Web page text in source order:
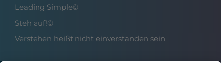
Leading Simple©
Steh auf!©
Verstehen heißt nicht einverstanden sein